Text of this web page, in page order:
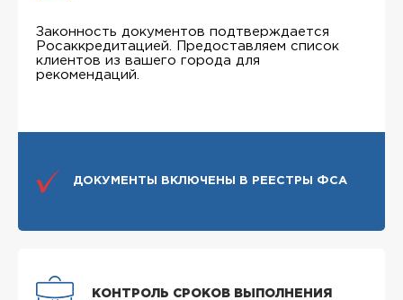
Законность документов подтверждается
Росаккредитацией. Предоставляем список
клиентов из вашего города для
рекомендаций.
ДОКУМЕНТЫ ВКЛЮЧЕНЫ В РЕЕСТРЫ ФСА
КОНТРОЛЬ СРОКОВ ВЫПОЛНЕНИЯ